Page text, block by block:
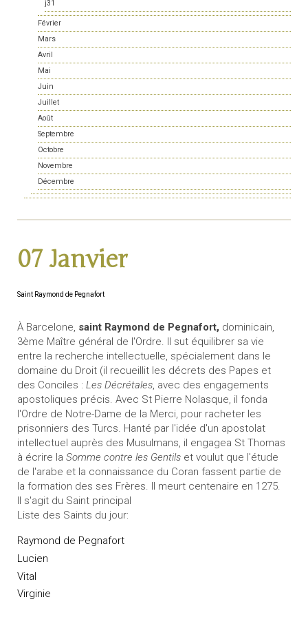
j31
Février
Mars
Avril
Mai
Juin
Juillet
Août
Septembre
Octobre
Novembre
Décembre
07 Janvier
Saint Raymond de Pegnafort
À Barcelone, saint Raymond de Pegnafort, dominicain,
3ème Maître général de l'Ordre. Il sut équilibrer sa vie
entre la recherche intellectuelle, spécialement dans le
domaine du Droit (il recueillit les décrets des Papes et
des Conciles : Les Décrétales, avec des engagements
apostoliques précis. Avec St Pierre Nolasque, il fonda
l'Ordre de Notre-Dame de la Merci, pour racheter les
prisonniers des Turcs. Hanté par l'idée d'un apostolat
intellectuel auprès des Musulmans, il engagea St Thomas
à écrire la Somme contre les Gentils et voulut que l'étude
de l'arabe et la connaissance du Coran fassent partie de
la formation des ses Frères. Il meurt centenaire en 1275.
Il s'agit du Saint principal
Liste des Saints du jour:
Raymond de Pegnafort
Lucien
Vital
Virginie